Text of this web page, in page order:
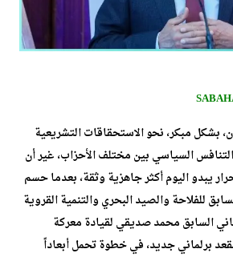
بشكل مبكر، نحو الاستحقاقات التشريعية
السياسي بين مختلف الأحزاب، غير أن
يبدو اليوم أكثر جاهزية وثقة، بعدما حسم
للفلاحة والصيد البحري والتنمية القروية
السابق محمد صديقي لقيادة معركة
برلماني جديد، في خطوة تحمل أبعاداً